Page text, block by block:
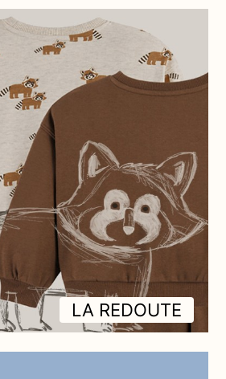
LA REDOUTE